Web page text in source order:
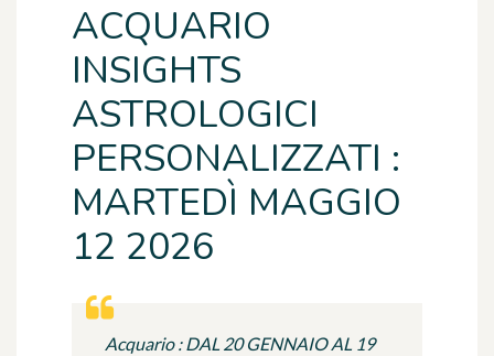
ACQUARIO
INSIGHTS
ASTROLOGICI
PERSONALIZZATI :
MARTEDÌ MAGGIO
12 2026
Acquario : DAL 20 GENNAIO AL 19